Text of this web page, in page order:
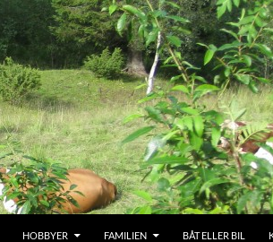
HOBBYER FAMILIEN BÅT ELLER BIL